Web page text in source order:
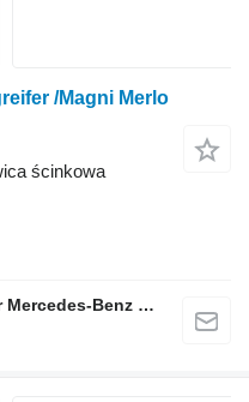
/Magni Merlo
ścinkowa
Stefan Ebert GmbH - Autorisierter Mercedes-Benz Servicepartner